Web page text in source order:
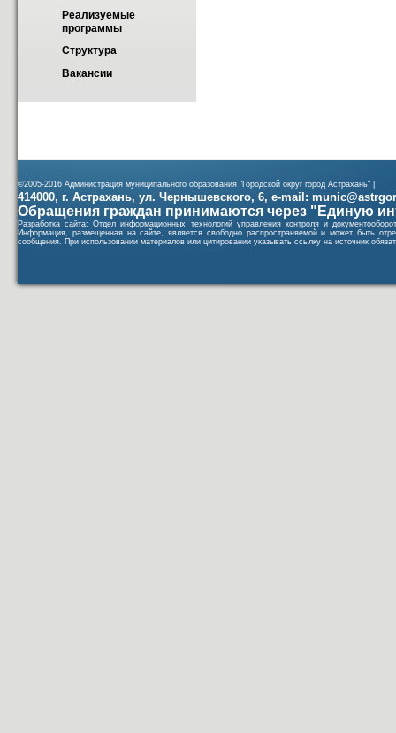
Реализуемые
программы
Структура
Вакансии
©2005-2016 Администрация муниципального образования "Городской округ город Астрахань" |
414000, г. Астрахань, ул. Чернышевского, 6, e-mail:
Обращения граждан принимаются через "Единую
Разработка сайта: Отдел информационных технологий управления контроля и
Информация, размещенная на сайте, является свободно распространяемой и может быть
сообщения. При использовании материалов или цитировании указывать ссылку на источник